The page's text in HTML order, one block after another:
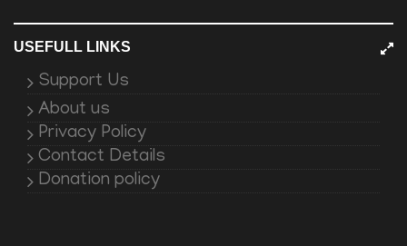
USEFULL LINKS
Support Us
About us
Privacy Policy
Contact Details
Donation policy